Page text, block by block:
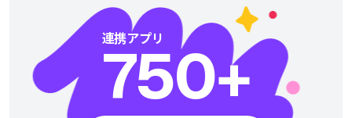
連携アプリ
750+